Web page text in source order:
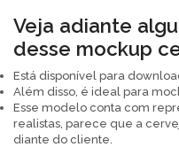
Veja adiante
desse mockup
Está disponível para
Além disso, é ideal para
Esse modelo conta com
realistas, parece que a
diante do cliente.